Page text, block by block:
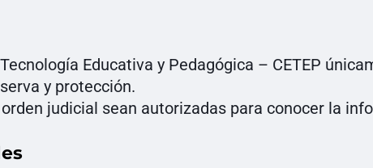
Educativa y Pedagógica – CETEP
y protección.
judicial sean autorizadas para conocer la